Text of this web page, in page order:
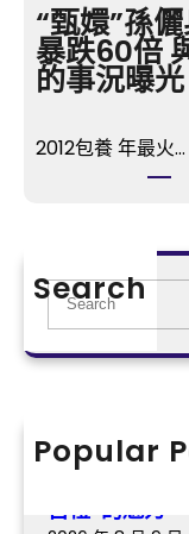
“甄嬛”孫
暴跌60倍
的事況曝光
2012包養 年最火…
Search
S
e
a
h
Popular
找九宮格講座
誕辰2575年
古禮”的魅力